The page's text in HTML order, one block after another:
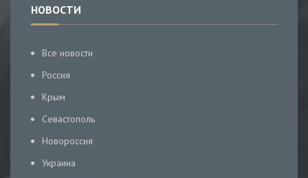
НОВОСТИ
Все новости
Россия
Крым
Севастополь
Новороссия
Украина